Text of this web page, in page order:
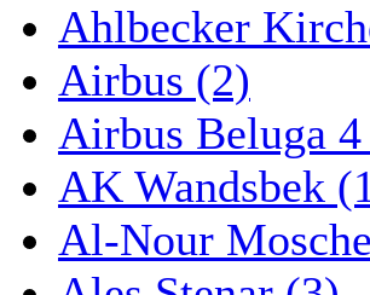
Ahlbecker
Airbus (2)
Airbus Beluga
AK Wandsbek
Al-Nour